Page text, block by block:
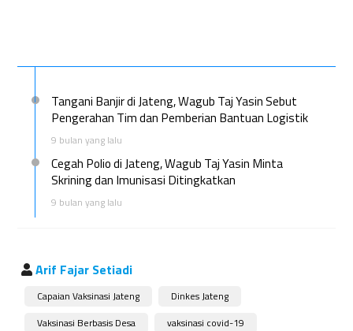
Tangani Banjir di Jateng, Wagub Taj Yasin Sebut
Pengerahan Tim dan Pemberian Bantuan Logistik
9 bulan yang lalu
Cegah Polio di Jateng, Wagub Taj Yasin Minta
Skrining dan Imunisasi Ditingkatkan
9 bulan yang lalu
Arif Fajar Setiadi
Capaian Vaksinasi Jateng
Dinkes Jateng
Vaksinasi Berbasis Desa
vaksinasi covid-19